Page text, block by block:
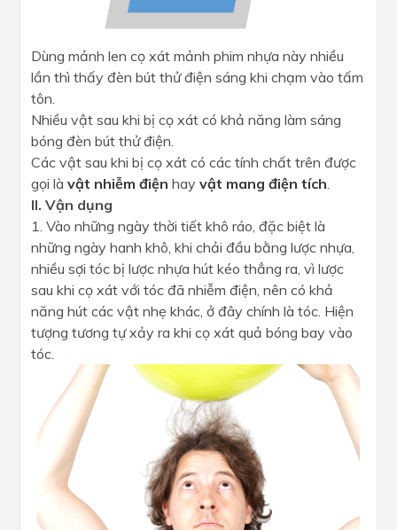
Dùng mảnh len cọ xát mảnh phim nhựa này nhiều
lần thì thấy đèn bút thử điện sáng khi chạm vào tấm
tôn.
Nhiều vật sau khi bị cọ xát có khả năng làm sáng
bóng đèn bút thử điện.
Các vật sau khi bị cọ xát có các tính chất trên được
gọi là vật nhiễm điện hay vật mang điện tích.
II. Vận dụng
1. Vào những ngày thời tiết khô ráo, đặc biệt là
những ngày hanh khô, khi chải đầu bằng lược nhựa,
nhiều sợi tóc bị lược nhựa hút kéo thẳng ra, vì lược
sau khi cọ xát với tóc đã nhiễm điện, nên có khả
năng hút các vật nhẹ khác, ở đây chính là tóc. Hiện
tượng tương tự xảy ra khi cọ xát quả bóng bay vào
tóc.